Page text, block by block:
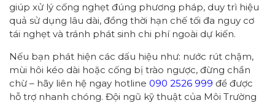
giúp xử lý cống nghẹt đúng phương pháp, duy trì hiệu
quả sử dụng lâu dài, đồng thời hạn chế tối đa nguy cơ
tái nghẹt và tránh phát sinh chi phí ngoài dự kiến.
Nếu bạn phát hiện các dấu hiệu như: nước rút chậm,
mùi hôi kéo dài hoặc cống bị trào ngược, đừng chần
chừ – hãy liên hệ ngay hotline 090 2526 999 để được
hỗ trợ nhanh chóng. Đội ngũ kỹ thuật của Môi Trường